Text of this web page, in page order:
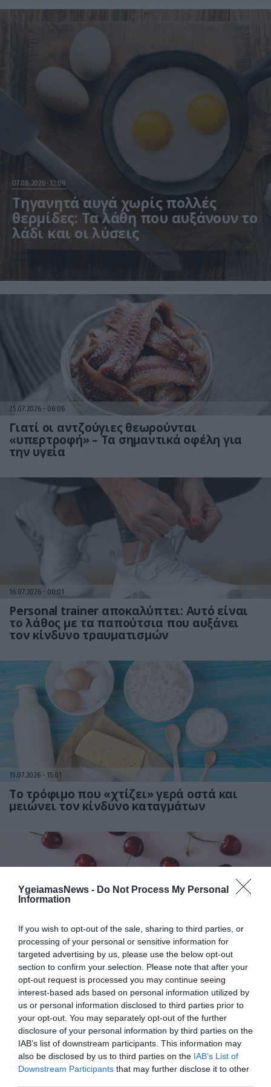
YgeiamasNews - Do Not Process My Personal
Information
If you wish to opt-out of the sale, sharing to third parties, or
processing of your personal or sensitive information for
targeted advertising by us, please use the below opt-out
section to confirm your selection. Please note that after your
opt-out request is processed you may continue seeing
interest-based ads based on personal information utilized by
us or personal information disclosed to third parties prior to
your opt-out. You may separately opt-out of the further
disclosure of your personal information by third parties on the
IAB’s list of downstream participants. This information may
also be disclosed by us to third parties on the IAB’s List of
Downstream Participants that may further disclose it to other
07.08.2026 12:09
Τηγανητά αυγά χωρίς πολλές
θερμίδες: Τα λάθη που αυξάνουν το
λάδι και οι λύσεις
25.07.2026 06:06
Γιατί οι αντζούγιες θεωρούνται
«υπερτροφή» – Τα σημαντικά οφέλη για
την υγεία
16.07.2026 00:01
Personal trainer αποκαλύπτει: Αυτό είναι
το λάθος με τα παπούτσια που αυξάνει
τον κίνδυνο τραυματισμών
15.07.2026 15:01
Το τρόφιμο που «χτίζει» γερά οστά και
μειώνει τον κίνδυνο καταγμάτων
15.07.2026 12:01
Το κόκκινο φρούτο που μπορεί να μειώσει
την πίεση και να βελτιώσει την
ευαισθησία στην ινσουλίνη